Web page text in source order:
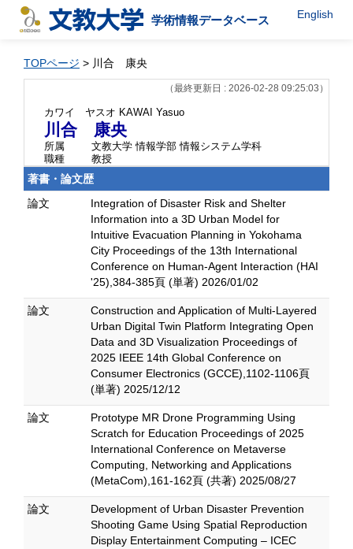
学術情報データベース English
TOPページ > 川合 康央
（最終更新日 : 2026-02-28 09:25:03）
カワイ ヤスオ KAWAI Yasuo
川合 康央
所属
文教大学 情報学部 情報システム学科
職種
教授
著書・論文歴
論文
Integration of Disaster Risk and Shelter
Information into a 3D Urban Model for
Intuitive Evacuation Planning in Yokohama
City Proceedings of the 13th International
Conference on Human-Agent Interaction (HAI
'25),384-385頁 (単著) 2026/01/02
論文
Construction and Application of Multi-Layered
Urban Digital Twin Platform Integrating Open
Data and 3D Visualization Proceedings of
2025 IEEE 14th Global Conference on
Consumer Electronics (GCCE),1102-1106頁
(単著) 2025/12/12
論文
Prototype MR Drone Programming Using
Scratch for Education Proceedings of 2025
International Conference on Metaverse
Computing, Networking and Applications
(MetaCom),161-162頁 (共著) 2025/08/27
論文
Development of Urban Disaster Prevention
Shooting Game Using Spatial Reproduction
Display Entertainment Computing – ICEC